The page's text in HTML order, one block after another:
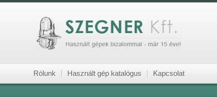
Rólunk Használt gép katalógus Kapcsolat